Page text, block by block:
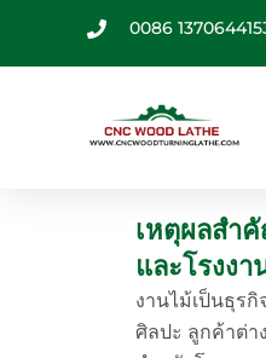
0086
เหตุผลสำ
และโรงง
งานไม้เป็นธุร
ศิลปะ ลูกค้าต่า